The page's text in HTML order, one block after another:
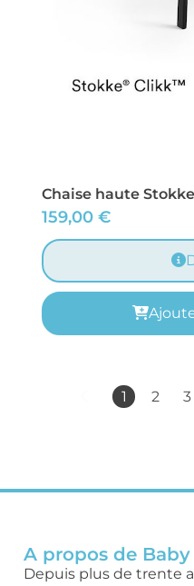
Chaise haute
159,00 €
1 2 3
A propos de
Depuis plus de trente